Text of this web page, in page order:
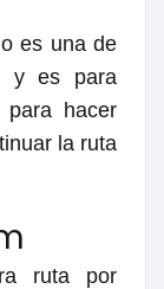
es una de
y es para
para hacer
la ruta
ruta por